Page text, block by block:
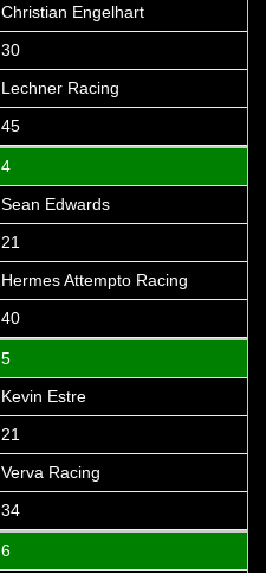
Christian Engelhart
30
Lechner Racing
45
4
Sean Edwards
21
Hermes Attempto Racing
40
5
Kevin Estre
21
Verva Racing
34
6